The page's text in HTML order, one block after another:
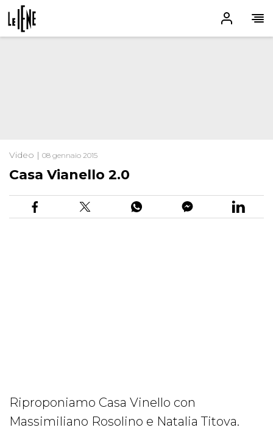
Video | 08 gennaio 2015
Casa Vianello 2.0
Riproponiamo Casa Vinello con
Massimiliano Rosolino e Natalia Titova.